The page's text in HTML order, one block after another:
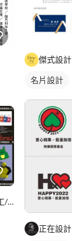
®班服制服王®(服裝代工/公司制服/團體服/活動衣物)
傑式設計
名片設計
正在設計